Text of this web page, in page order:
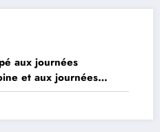
aux journées
et aux journées